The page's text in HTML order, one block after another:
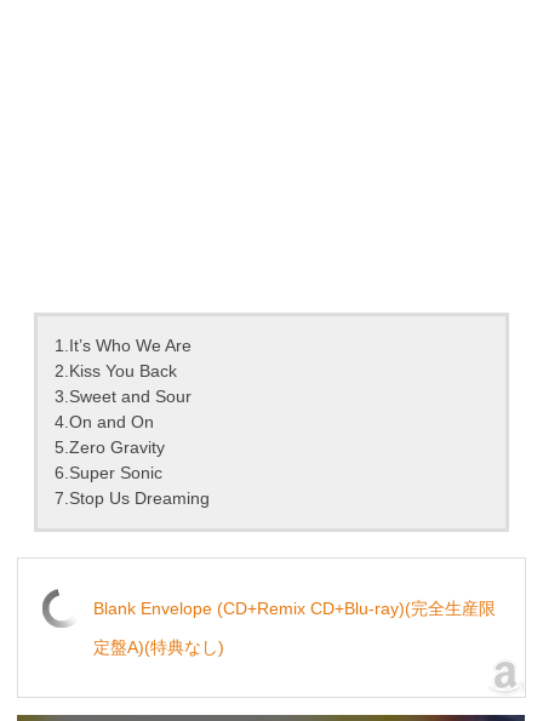
1.It’s Who We Are
2.Kiss You Back
3.Sweet and Sour
4.On and On
5.Zero Gravity
6.Super Sonic
7.Stop Us Dreaming
Blank Envelope (CD+Remix CD+Blu-ray)(完全生産限
定盤A)(特典なし)